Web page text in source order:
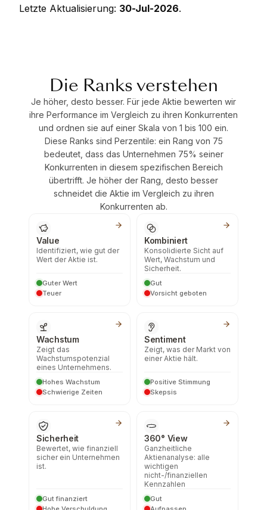
Letzte Aktualisierung: 30-Jul-2026.
Die Ranks verstehen
Je höher, desto besser. Für jede Aktie bewerten wir
ihre Performance im Vergleich zu ihren Konkurrenten
und ordnen sie auf einer Skala von 1 bis 100 ein.
Diese Ranks sind Perzentile: ein Rang von 75
bedeutet, dass das Unternehmen 75% seiner
Konkurrenten in diesem spezifischen Bereich
übertrifft. Je höher der Rang, desto besser
schneidet die Aktie im Vergleich zu ihren
Konkurrenten ab.
Value
Identifiziert, wie gut der
Wert der Aktie ist.
Guter Wert
Teuer
Kombiniert
Konsolidierte Sicht auf
Wert, Wachstum und
Sicherheit.
Gut
Vorsicht geboten
Wachstum
Zeigt das
Wachstumspotenzial
eines Unternehmens.
Hohes Wachstum
Schwierige Zeiten
Sentiment
Zeigt, was der Markt von
einer Aktie hält.
Positive Stimmung
Skepsis
Sicherheit
Bewertet, wie finanziell
sicher ein Unternehmen
ist.
Gut finanziert
360° View
Ganzheitliche
Aktienanalyse: alle
wichtigen
nicht-/finanziellen
Kennzahlen
Gut